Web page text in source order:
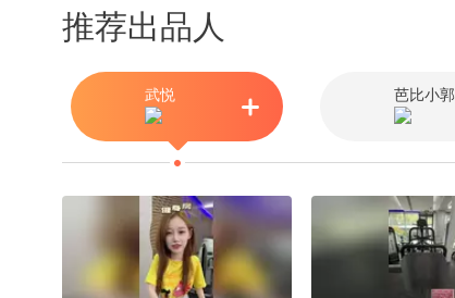
爱的美国电影》播单，值得二刷
朝阳 @狐克斯姐 @小丰本丰 @
阿畅酷酷的 @狐言岁语 @搜狐
招聘 @伯言洛白 @Jen的很AI
宝书 @嘿凤梨like @饭饭小朋
友 @柒柒五今天早睡了么 @萌
爱moi @泰祺 @一张大脸 @柚
念yx @搞笑狐 @文化很有戏 @
推荐出品人
武悦 芭比小郭